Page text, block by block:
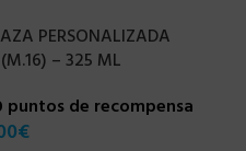
PERSONALIZADA
– 325 ML
puntos de recompensa
€